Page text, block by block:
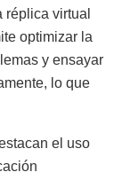
virtual
optimizar la
y ensayar
lo que
el uso